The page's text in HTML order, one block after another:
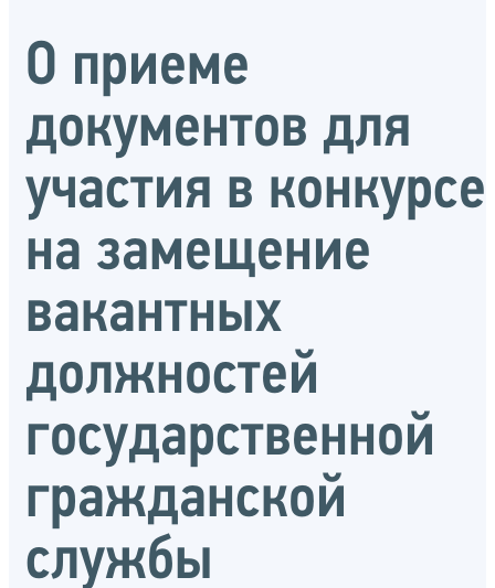
О приеме
документов для
участия в конкурсе
на замещение
вакантных
должностей
государственной
гражданской
службы